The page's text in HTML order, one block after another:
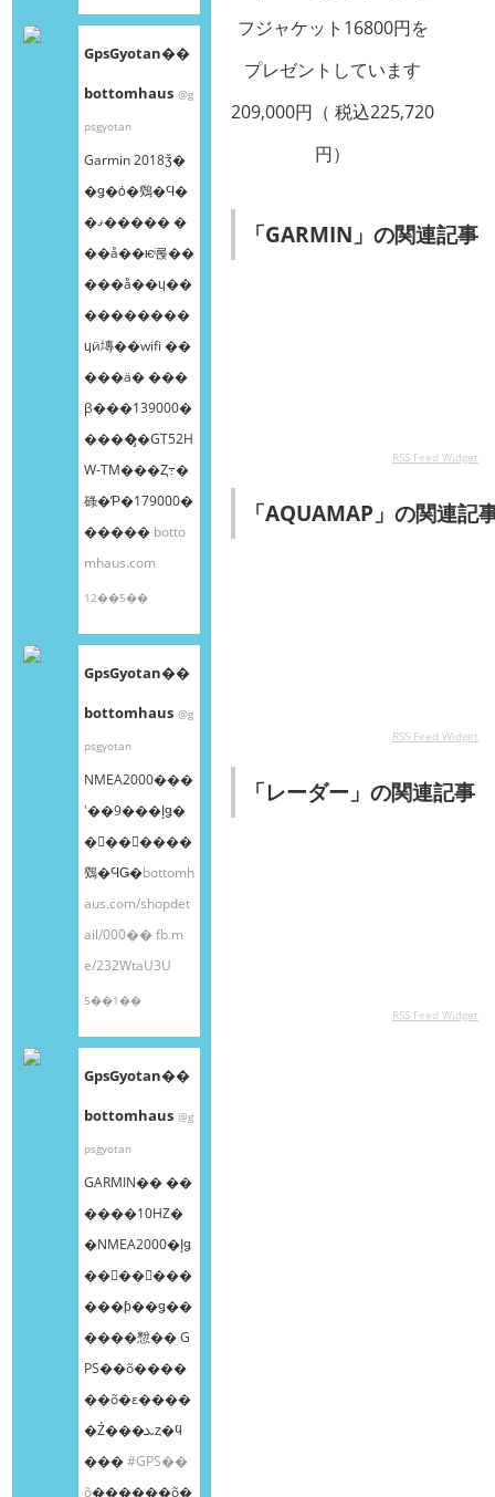
GpsGyotan��
bottomhaus @g
psgyotan
Garmin 2018ǯ�
�ǥ�ȯ�䳫�Ϥ�
�ޤ����� �
��å��ѥͥ롡��
���å��ɥ��
��������
ɥӥ塼��wifi ��
���ä� ���
β���139000�
����̡�GT52H
W-TM���Ȥ߹�
碌�Ƥ�179000�
����� botto
mhaus.com
12��5��
GpsGyotan��
bottomhaus @g
psgyotan
NMEA2000���
ʽ��9���إǥ�
�󥰥��󥵡����
䳫�ϤǤ�bottomh
aus.com/shopdet
ail/000��fb.m
e/232WtaU3U
5��1��
GpsGyotan��
bottomhaus @g
psgyotan
GARMIN�� ��
����10HZ�
�NMEA2000�إǥ
��󥰥��󥵡���
���ƥ��ǥ��
����㥹�� G
PS��õ����
��õ�ε����
�Ź���ܥȥ�ϥ
���#GPS��
õ������õ�
フジャケット16800円を
プレゼントしています
209,000円（ 税込225,720
円）
「GARMIN」の関連記事
RSS Feed Widget
「AQUAMAP」の関連記
RSS Feed Widget
「レーダー」の関連記事
RSS Feed Widget